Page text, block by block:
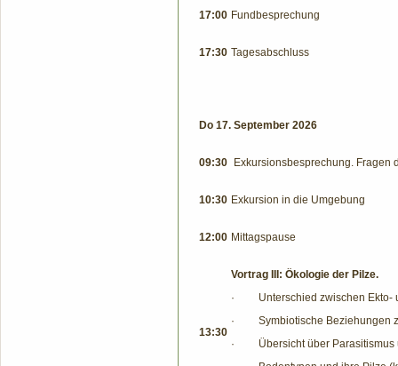
17:00 Fundbesprechung
17:30 Tagesabschluss
Do 17. September 2026
09:30 Exkursionsbesprechung. Fragen
10:30 Exkursion in die Umgebung
12:00 Mittagspause
13:30
Vortrag III: Ökologie der Pilze.
· Unterschied zwischen Ekto-
· Symbiotische Beziehungen
· Übersicht über